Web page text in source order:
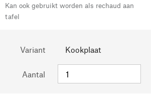
Kan ook gebruikt worden als rechaud aan
tafel
Variant Kookplaat
Aantal